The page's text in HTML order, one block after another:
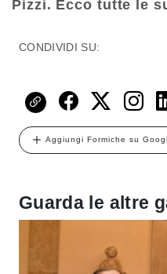
Pizzi. Ecco tutte le
CONDIVIDI SU:
Aggiungi Formiche su
Guarda le altre